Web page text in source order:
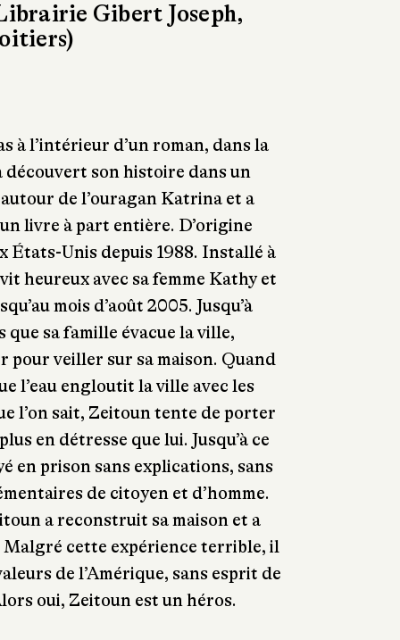
Gibert Joseph,
à l’intérieur d’un roman, dans la
découvert son histoire dans un
de l’ouragan Katrina et a
livre à part entière. D’origine
États-Unis depuis 1988. Installé à
heureux avec sa femme Kathy et
mois d’août 2005. Jusqu’à
sa famille évacue la ville,
pour veiller sur sa maison. Quand
l’eau engloutit la ville avec les
l’on sait, Zeitoun tente de porter
en détresse que lui. Jusqu’à ce
en prison sans explications, sans
de citoyen et d’homme.
a reconstruit sa maison et a
Malgré cette expérience terrible, il
de l’Amérique, sans esprit de
oui, Zeitoun est un héros.